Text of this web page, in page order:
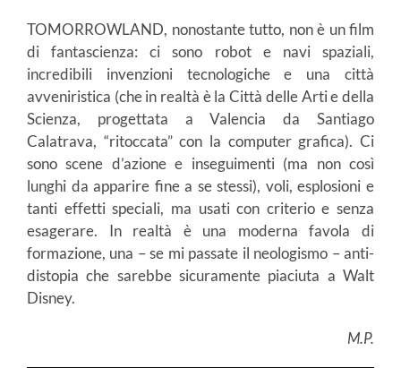
TOMORROWLAND, nonostante tutto, non è un film
di fantascienza: ci sono robot e navi spaziali,
incredibili invenzioni tecnologiche e una città
avveniristica (che in realtà è la Città delle Arti e della
Scienza, progettata a Valencia da Santiago
Calatrava, “ritoccata” con la computer grafica). Ci
sono scene d’azione e inseguimenti (ma non così
lunghi da apparire fine a se stessi), voli, esplosioni e
tanti effetti speciali, ma usati con criterio e senza
esagerare. In realtà è una moderna favola di
formazione, una – se mi passate il neologismo – anti-
distopia che sarebbe sicuramente piaciuta a Walt
Disney.
M.P.